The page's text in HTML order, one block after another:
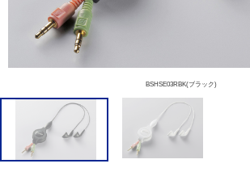
BSHSE03RBK(ブラック)